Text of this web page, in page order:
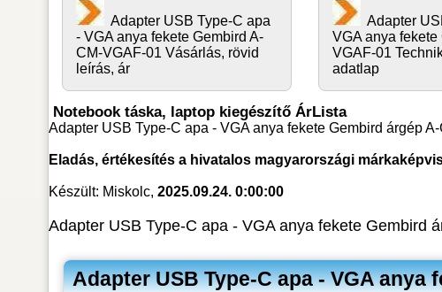
Adapter USB Type-C apa
- VGA anya fekete Gembird A-
CM-VGAF-01 Vásárlás, rövid
leírás, ár
Adapter
VGA anya fekete
VGAF-01
adatlap
Notebook táska, laptop kiegészítő ÁrLista
Adapter USB Type-C apa - VGA anya fekete Gembird árgép
Eladás, értékesítés a hivatalos magyarországi
Készült: Miskolc, 2025.09.24. 0:00:00
Adapter USB Type-C apa - VGA anya fekete Gembird
Adapter USB Type-C apa - VGA anya